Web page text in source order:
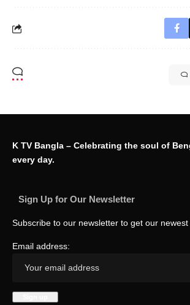
K TV Bangla – Celebrating the soul of
every day.
Sign Up for Our Newsletter
Subscribe to our newsletter to get our
Email address: